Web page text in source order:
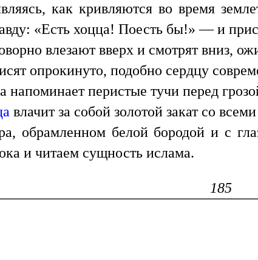
как кривляются во время
«Есть хоцца! Поесть бы!» — и
влезают вверх и смотрят вниз,
опрокинуто, подобно сердцу
напоминает перистые тучи перед
влачит за собой золотой закат со
обрамленном белой бородой и с
и читаем сущность ислама.
185